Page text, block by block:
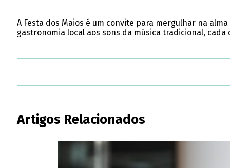
A Festa dos Maios é um convite para mergulhar na
gastronomia local aos sons da música tradicional,
Artigos Relacionados